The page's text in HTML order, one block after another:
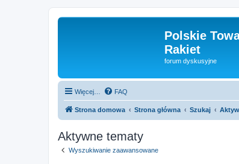
Polskie
Rakiet
forum dyskusyjne
Więcej… FAQ
Strona domowa Strona główna Szukaj
Aktywne tematy
Wyszukiwanie zaawansowane